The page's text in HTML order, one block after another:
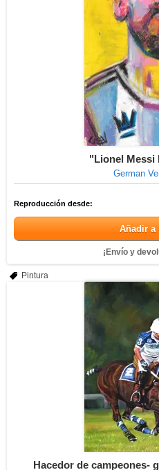
"Lionel Messi
German
Reproducción desde:
Añadir a
¡Envío y
Pintura
Hacedor de campeones-